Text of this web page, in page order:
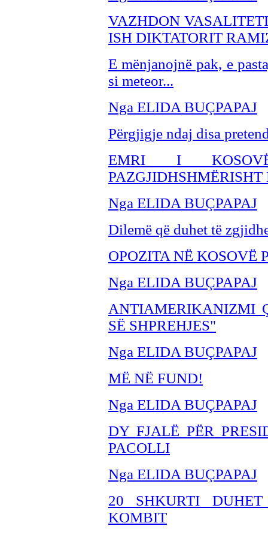
VAZHDON
ISH DIKTATORIT
E mënjanojnë pak, e
si meteor...
Nga ELIDA BUÇPAPAJ
Përgjigje ndaj disa
EMRI I
PAZGJIDHSHMËRISHT
Nga ELIDA BUÇPAPAJ
Dilemë që duhet të
OPOZITA NË KOSOVË
Nga ELIDA BUÇPAPAJ
ANTIAMERIKANIZMI
SË SHPREHJES"
Nga ELIDA BUÇPAPAJ
MË NË FUND!
Nga ELIDA BUÇPAPAJ
DY FJALË PËR
PACOLLI
Nga ELIDA BUÇPAPAJ
20 SHKURTI
KOMBIT